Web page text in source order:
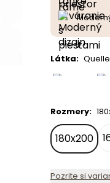
Látka:
Rozmery:
180x200
Pozrite si